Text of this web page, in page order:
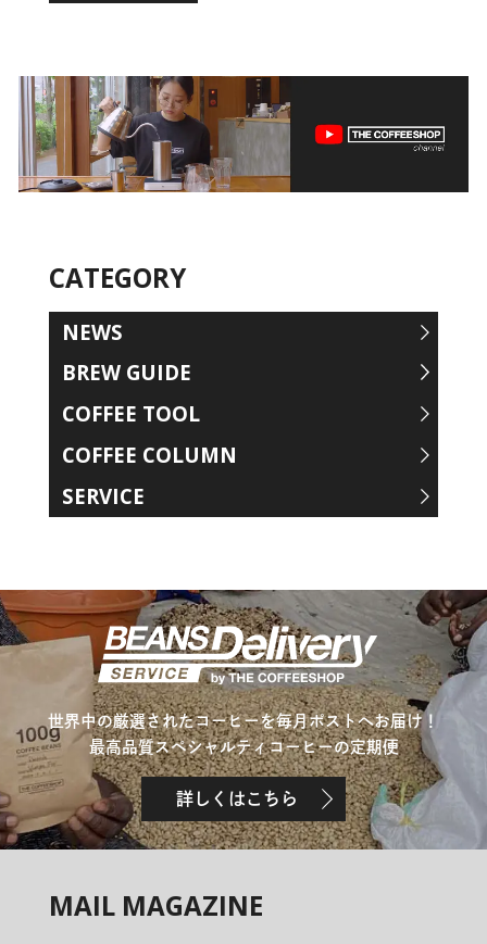
CATEGORY
NEWS
BREW GUIDE
COFFEE TOOL
COFFEE COLUMN
SERVICE
世界中の厳選されたコーヒーを毎月ポストへお届け！
最高品質スペシャルティコーヒーの定期便
詳しくはこちら
MAIL MAGAZINE